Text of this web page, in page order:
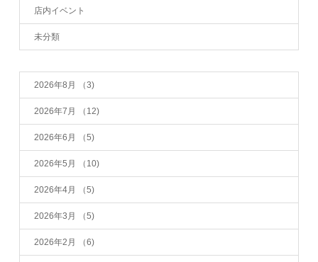
店内イベント
未分類
2026年8月 （3)
2026年7月 （12)
2026年6月 （5)
2026年5月 （10)
2026年4月 （5)
2026年3月 （5)
2026年2月 （6)